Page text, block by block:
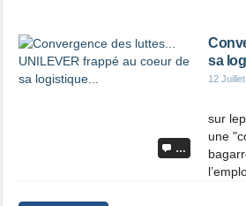
…
sa
12
sur
une